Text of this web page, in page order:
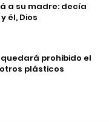
a su madre: decía
él, Dios
prohibido el
plásticos